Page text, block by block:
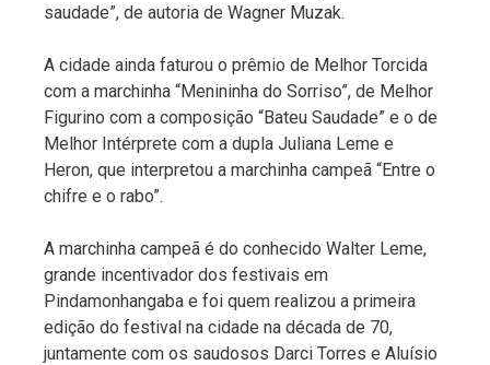
saudade”, de autoria de Wagner Muzak.
A cidade ainda faturou o prêmio de Melhor Torcida
com a marchinha “Menininha do Sorriso”, de Melhor
Figurino com a composição “Bateu Saudade” e o de
Melhor Intérprete com a dupla Juliana Leme e
Heron, que interpretou a marchinha campeã “Entre o
chifre e o rabo”.
A marchinha campeã é do conhecido Walter Leme,
grande incentivador dos festivais em
Pindamonhangaba e foi quem realizou a primeira
edição do festival na cidade na década de 70,
juntamente com os saudosos Darci Torres e Aluísio